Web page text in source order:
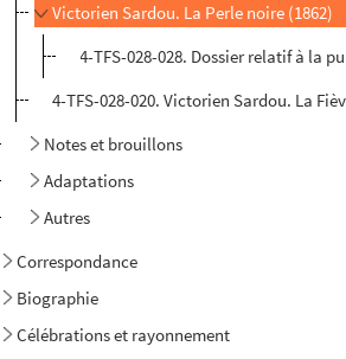
Victorien Sardou. La Perle noire (1862)
4-TFS-028-028. Dossier relatif à la
4-TFS-028-020. Victorien Sardou. La
Notes et brouillons
Adaptations
Autres
Correspondance
Biographie
Célébrations et rayonnement